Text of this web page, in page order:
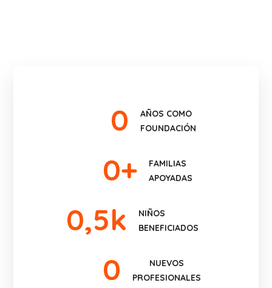
0
AÑOS COMO
FOUNDACIÓN
0+
FAMILIAS
APOYADAS
0,5k
NIÑOS
BENEFICIADOS
0
NUEVOS
PROFESIONALES